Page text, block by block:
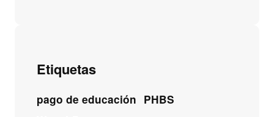
Etiquetas
pago de educación PHBS